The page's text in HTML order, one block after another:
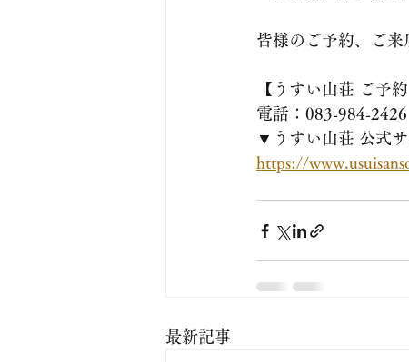
皆様のご予約、ご来
【うすい山荘 ご予
電話：083-984-2426
▼うすい山荘 公式サ
https://
最新記事